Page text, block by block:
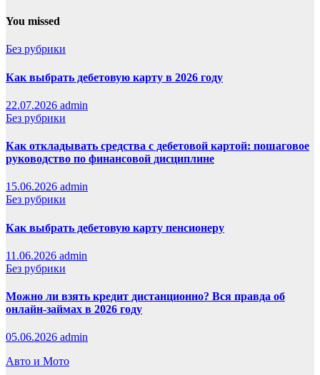
You missed
Без рубрики
Как выбрать дебетовую карту в 2026 году
22.07.2026 admin
Без рубрики
Как откладывать средства с дебетовой картой: пошаговое
руководство по финансовой дисциплине
15.06.2026 admin
Без рубрики
Как выбрать дебетовую карту пенсионеру
11.06.2026 admin
Без рубрики
Можно ли взять кредит дистанционно? Вся правда об
онлайн-займах в 2026 году
05.06.2026 admin
Авто и Мото